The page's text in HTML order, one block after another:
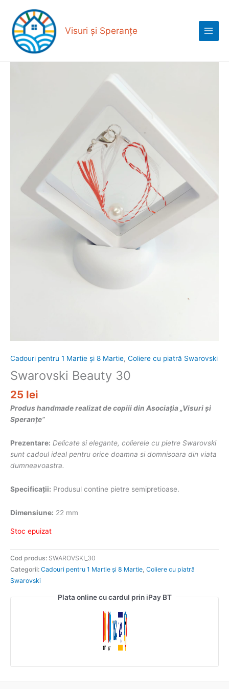
content
Visuri și Speranțe
Menu
Cadouri pentru 1 Martie și 8 Martie, Coliere cu piatră Swarovski
Swarovski Beauty 30
25 lei
Produs handmade realizat de copiii din Asociația „Visuri și
Speranțe”
Prezentare: Delicate si elegante, colierele cu pietre Swarovski
sunt cadoul ideal pentru orice doamna si domnisoara din viata
dumneavoastra.
Specificații: Produsul contine pietre semipretioase.
Dimensiune: 22 mm
Stoc epuizat
Cod produs: SWAROVSKI_30
Categorii: Cadouri pentru 1 Martie și 8 Martie Coliere cu piatră
Swarovski
Plata online cu cardul prin iPay BT